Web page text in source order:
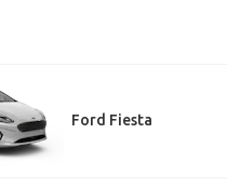
Ford Fiesta